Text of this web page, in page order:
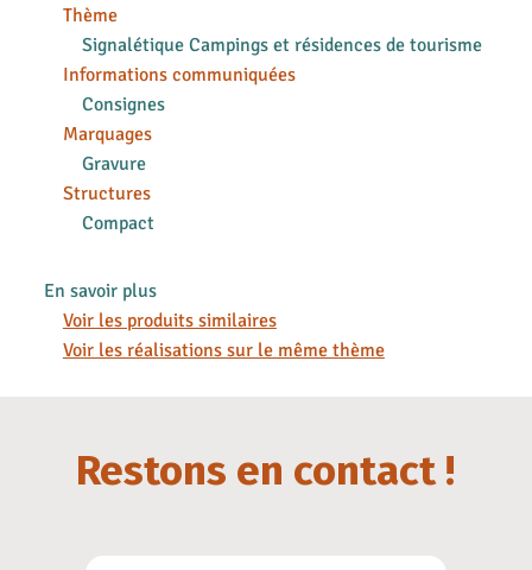
Thème
Signalétique Campings et résidences de tourisme
Informations communiquées
Consignes
Marquages
Gravure
Structures
Compact
En savoir plus
Voir les produits similaires
Voir les réalisations sur le même thème
Restons en contact !